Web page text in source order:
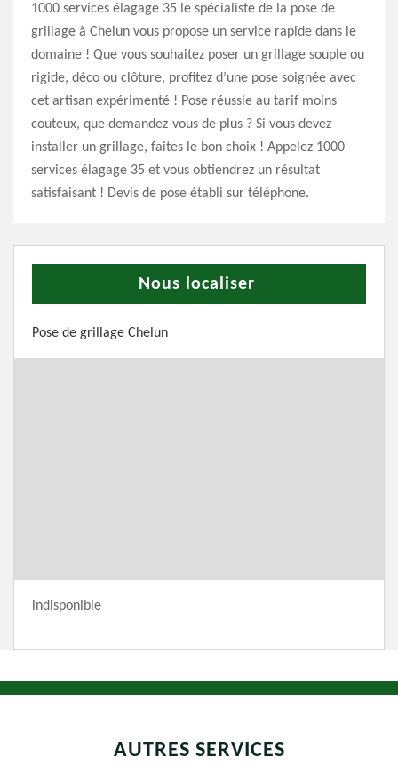
1000 services élagage 35 le spécialiste de la pose de
grillage à Chelun vous propose un service rapide dans le
domaine ! Que vous souhaitez poser un grillage souple ou
rigide, déco ou clôture, profitez d’une pose soignée avec
cet artisan expérimenté ! Pose réussie au tarif moins
couteux, que demandez-vous de plus ? Si vous devez
installer un grillage, faites le bon choix ! Appelez 1000
services élagage 35 et vous obtiendrez un résultat
satisfaisant ! Devis de pose établi sur téléphone.
Nous localiser
Pose de grillage Chelun
indisponible
AUTRES SERVICES